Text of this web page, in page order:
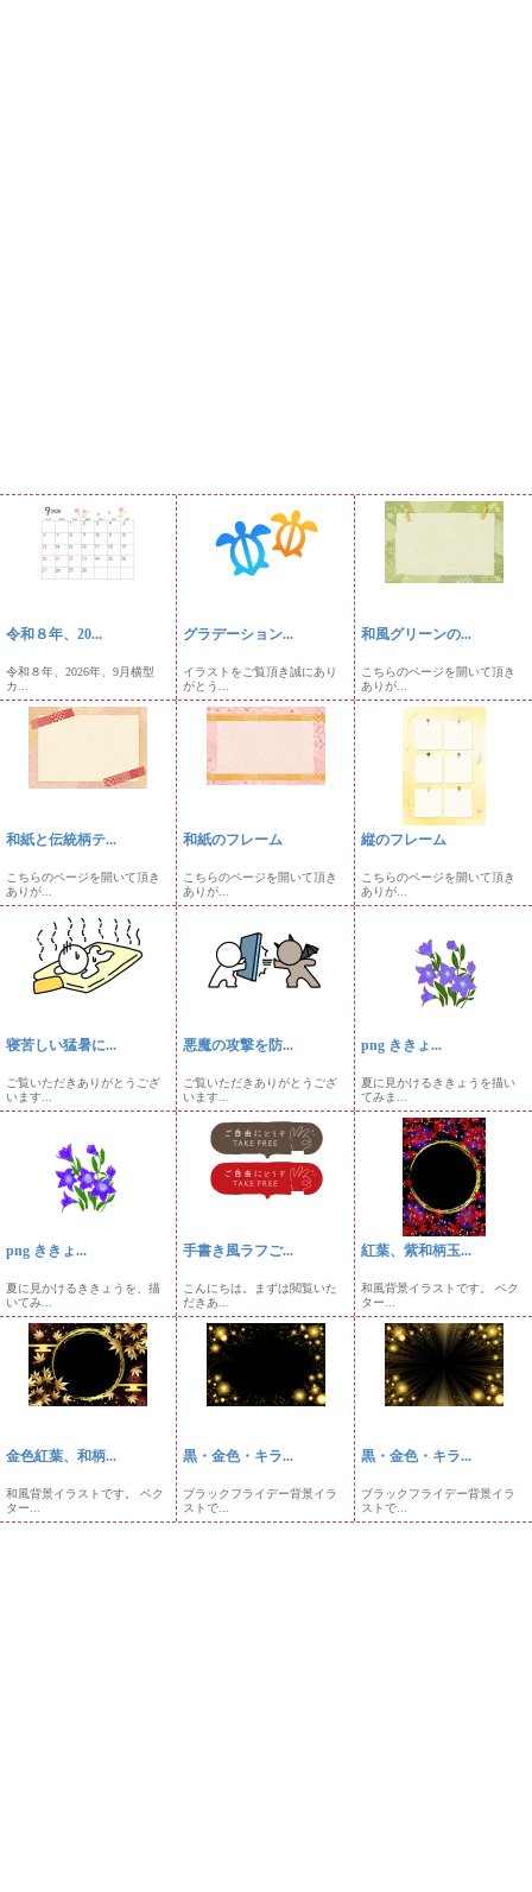
令和８年、20...
令和８年、2026年、9月横型
カ...
グラデーション...
イラストをご覧頂き誠にあり
がとう...
和風グリーンの...
こちらのページを開いて頂き
ありが...
和紙と伝統柄テ...
こちらのページを開いて頂き
ありが...
和紙のフレーム
こちらのページを開いて頂き
ありが...
縦のフレーム
こちらのページを開いて頂き
ありが...
寝苦しい猛暑に...
ご覧いただきありがとうござ
います...
悪魔の攻撃を防...
ご覧いただきありがとうござ
います...
png ききょ...
夏に見かけるききょうを描い
てみま...
png ききょ...
夏に見かけるききょうを、描
いてみ...
手書き風ラフご...
こんにちは。まずは閲覧いた
だきあ...
紅葉、紫和柄玉...
和風背景イラストです。 ベク
ター...
金色紅葉、和柄...
和風背景イラストです。 ベク
ター...
黒・金色・キラ...
ブラックフライデー背景イラ
ストで...
黒・金色・キラ...
ブラックフライデー背景イラ
ストで...